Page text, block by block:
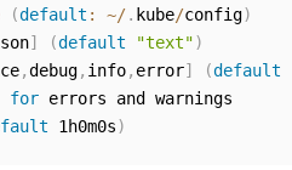
(default : ~/. kube/config)
] (default "text")
,debug, info, error] (default
for errors and warnings
1h0m0s)